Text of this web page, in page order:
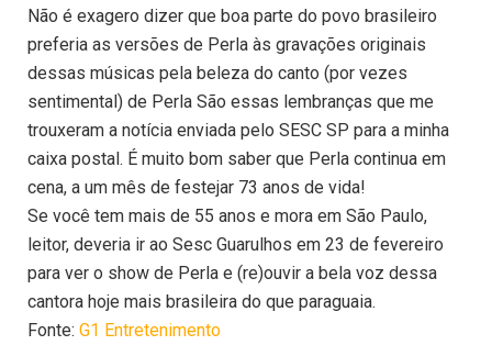
Não é exagero dizer que boa parte do povo brasileiro
preferia as versões de Perla às gravações originais
dessas músicas pela beleza do canto (por vezes
sentimental) de Perla São essas lembranças que me
trouxeram a notícia enviada pelo SESC SP para a minha
caixa postal. É muito bom saber que Perla continua em
cena, a um mês de festejar 73 anos de vida!
Se você tem mais de 55 anos e mora em São Paulo,
leitor, deveria ir ao Sesc Guarulhos em 23 de fevereiro
para ver o show de Perla e (re)ouvir a bela voz dessa
cantora hoje mais brasileira do que paraguaia.
Fonte: G1 Entretenimento